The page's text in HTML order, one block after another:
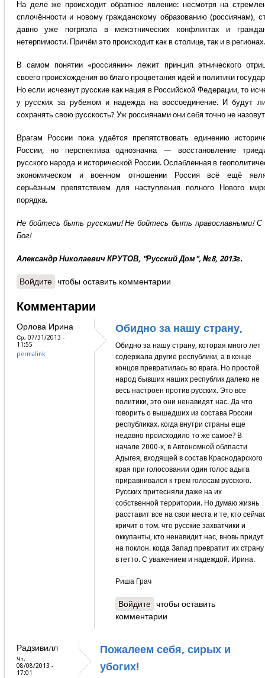
На деле же происходит обратное явление: несмотря на
сплочённости и новому гражданскому образованию (россиянам),
давно уже погрязла в межэтнических конфликтах и
нетерпимости. Причём это происходит как в столице, так и в регионах.
В самом понятии «россиянин» лежит принцип этнического
своего происхождения во благо процветания идей и политики
Но если исчезнут русские как нация в Российской Федерации, то
у русских за рубежом и надежда на воссоединение. И будут
сохранять свою русскость? Уж россиянами они себя точно не
Врагам России пока удаётся препятствовать единению
России, но перспектива однозначна — восстановление
русского народа и исторической России. Ослабленная в
экономическом и военном отношении Россия всё ещё
серьёзным препятствием для наступления полного Нового
порядка.
Не бойтесь быть русскими! Не бойтесь быть православными! С
Бог!
Александр Николаевич КРУТОВ, "Русский Дом", №8, 2013г.
Войдите чтобы оставить комментарии
Комментарии
Орлова Ирина
Ср, 07/31/2013 -
11:55
permalink
Обидно за нашу страну,
Обидно за нашу страну, которая много лет
содержала другие республики, а в конце
концов превратилась во врага. Но простой
народ бывших наших республик далеко не
весь настроен против русских. Это все
политики, это они ненавидят нас. Да что
говорить о вышедших из состава России
республиках. когда внутри страны еще
недавно происходило то же самое? В
начале 2000-х, в Автономной облпасти
Адыгея, входящей в состав Краснодарского
края при голосовании один голос адыга
приравнивался к трем голосам русского.
Русских притесняли даже на их
собственной территории. Но думаю жизнь
расставит все на свои места и те, кто
кричит о том. что русские захватчики и
оккупанты, кто ненавидит нас, вновь придут
на поклон. когда Запад превратит их страну
в гетто. С уважением и надеждой. Ирина.
Риша Грач
Войдите чтобы оставить
комментарии
Радзивилл
Чт,
08/08/2013 -
17:01
Пожалеем себя, сирых и
убогих!